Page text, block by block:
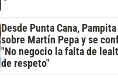
Desde Punta Cana,
sobre Martín Pepa y se
"No negocio la falta de
de respeto"